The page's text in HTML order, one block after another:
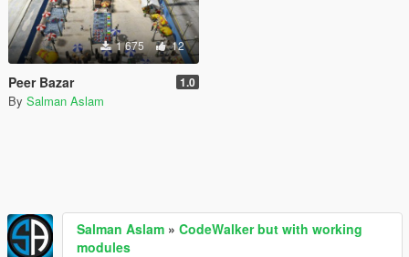
1 675 12
Peer Bazar 1.0
By Salman Aslam
Salman Aslam » CodeWalker but with working
modules